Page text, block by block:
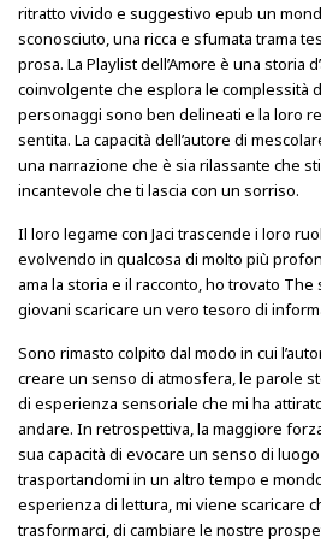
ritratto vivido e suggestivo epub un
sconosciuto, una ricca e sfumata trama
prosa. La Playlist dell’Amore è una storia
coinvolgente che esplora le complessità
personaggi sono ben delineati e la loro
sentita. La capacità dell’autore di
una narrazione che è sia rilassante che
incantevole che ti lascia con un sorriso.
Il loro legame con Jaci trascende i loro
evolvendo in qualcosa di molto più
ama la storia e il racconto, ho trovato
giovani scaricare un vero tesoro di
Sono rimasto colpito dal modo in cui
creare un senso di atmosfera, le parole
di esperienza sensoriale che mi ha
andare. In retrospettiva, la maggiore
sua capacità di evocare un senso di
trasportandomi in un altro tempo e
esperienza di lettura, mi viene scaricare
trasformarci, di cambiare le nostre